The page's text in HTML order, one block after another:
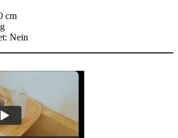
cm
Nein